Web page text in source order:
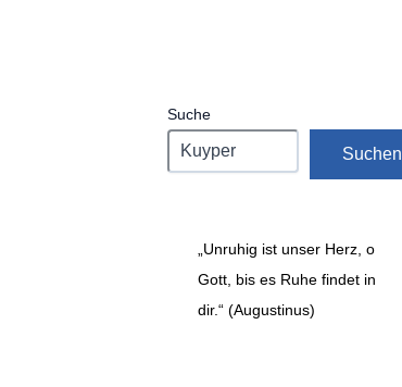
Suche
Suchen
„Unruhig ist unser Herz, o
Gott, bis es Ruhe findet in
dir.“ (Augustinus)